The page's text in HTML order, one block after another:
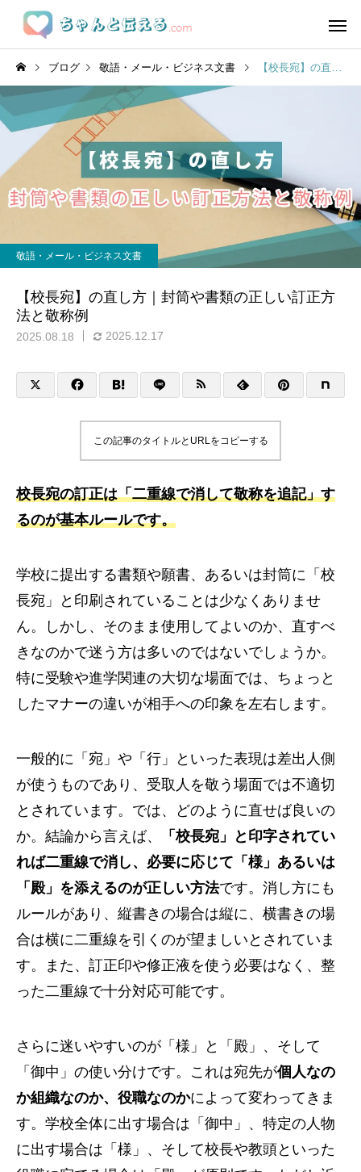
ブログ 敬語・メール・ビジネス文書 【校長宛】の直し方｜封筒や書類の正しい訂正方法と敬称例
敬語・メール・ビジネス文書
【校長宛】の直し方｜封筒や書類の正しい訂正方
法と敬称例
2025.08.18 2025.12.17
この記事のタイトルとURLをコピーする
校長宛の訂正は「二重線で消して敬称を追記」す
るのが基本ルールです。
学校に提出する書類や願書、あるいは封筒に「校
長宛」と印刷されていることは少なくありませ
ん。しかし、そのまま使用してよいのか、直すべ
きなのかで迷う方は多いのではないでしょうか。
特に受験や進学関連の大切な場面では、ちょっと
したマナーの違いが相手への印象を左右します。
一般的に「宛」や「行」といった表現は差出人側
が使うものであり、受取人を敬う場面では不適切
とされています。では、どのように直せば良いの
か。結論から言えば、
「校長宛」と印字されてい
れば二重線で消し、必要に応じて「様」あるいは
「殿」を添えるのが正しい方法です。消し方にも
ルールがあり、縦書きの場合は縦に、横書きの場
合は横に二重線を引くのが望ましいとされていま
す。また、訂正印や修正液を使う必要はなく、整
った二重線で十分対応可能です。
さらに迷いやすいのが「様」と「殿」、そして
「御中」の使い分けです。これは宛先が個人なの
か組織なのか、役職なのかによって変わってきま
す。学校全体に出す場合は「御中」、特定の人物
に出す場合は「様」、そして校長や教頭といった